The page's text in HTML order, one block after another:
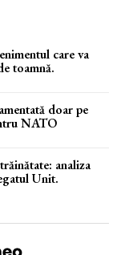
care va
toamnă.
doar pe
NATO
analiza
Unit.